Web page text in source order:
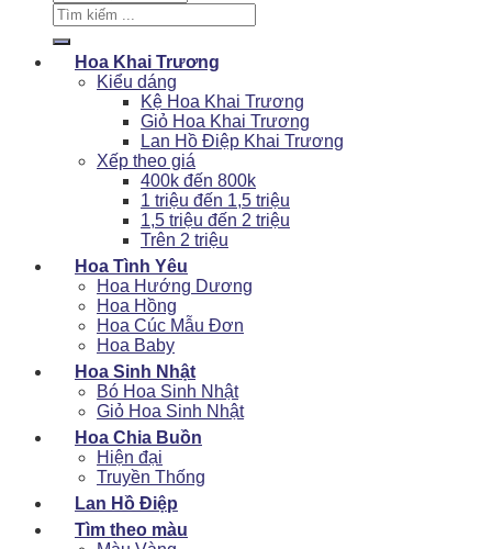
Tìm
kiếm:
Hoa Khai Trương
Kiểu dáng
Kệ Hoa Khai Trương
Giỏ Hoa Khai Trương
Lan Hồ Điệp Khai Trương
Xếp theo giá
400k đến 800k
1 triệu đến 1,5 triệu
1,5 triệu đến 2 triệu
Trên 2 triệu
Hoa Tình Yêu
Hoa Hướng Dương
Hoa Hồng
Hoa Cúc Mẫu Đơn
Hoa Baby
Hoa Sinh Nhật
Bó Hoa Sinh Nhật
Giỏ Hoa Sinh Nhật
Hoa Chia Buồn
Hiện đại
Truyền Thống
Lan Hồ Điệp
Tìm theo màu